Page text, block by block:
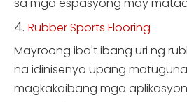
4. Rubber Sports Flooring
Mayroong iba't ibang uri ng
na idinisenyo upang
magkakaibang mga